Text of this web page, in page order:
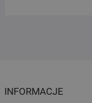
INFORMACJE